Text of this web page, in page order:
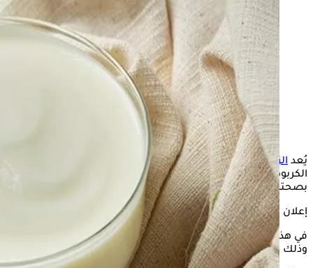
يُعد الزبادي اليونانيمن المنتجات الغذائية الغنية بالبروتين وقليلة
الكربوهيدرات، مما يجعله خيارًا شائعًا بين الأشخاص المهتمين
بصحتهم أو من يتبعون نظامًا غذائيًا لإنقاص الوزن.
إعلان
في هذا السياق، يوضح الكونسلتو"، تأثير الزبادي اليوناني على الوزن،
وذلك حسبما ذكره الدكتور بهاء ناجي، استشاري التغذية العلاجية.